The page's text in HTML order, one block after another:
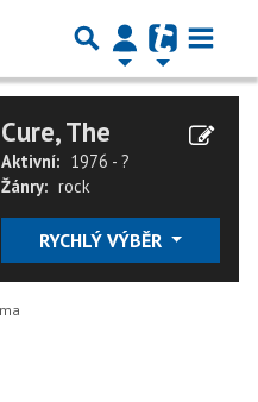
Cure, The
Aktivní: 1976 - ?
Žánry: rock
RYCHLÝ VÝBĚR